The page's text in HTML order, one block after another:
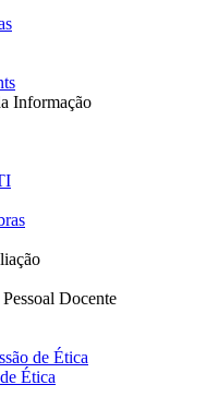
Informação
Docente
de Ética
Ética